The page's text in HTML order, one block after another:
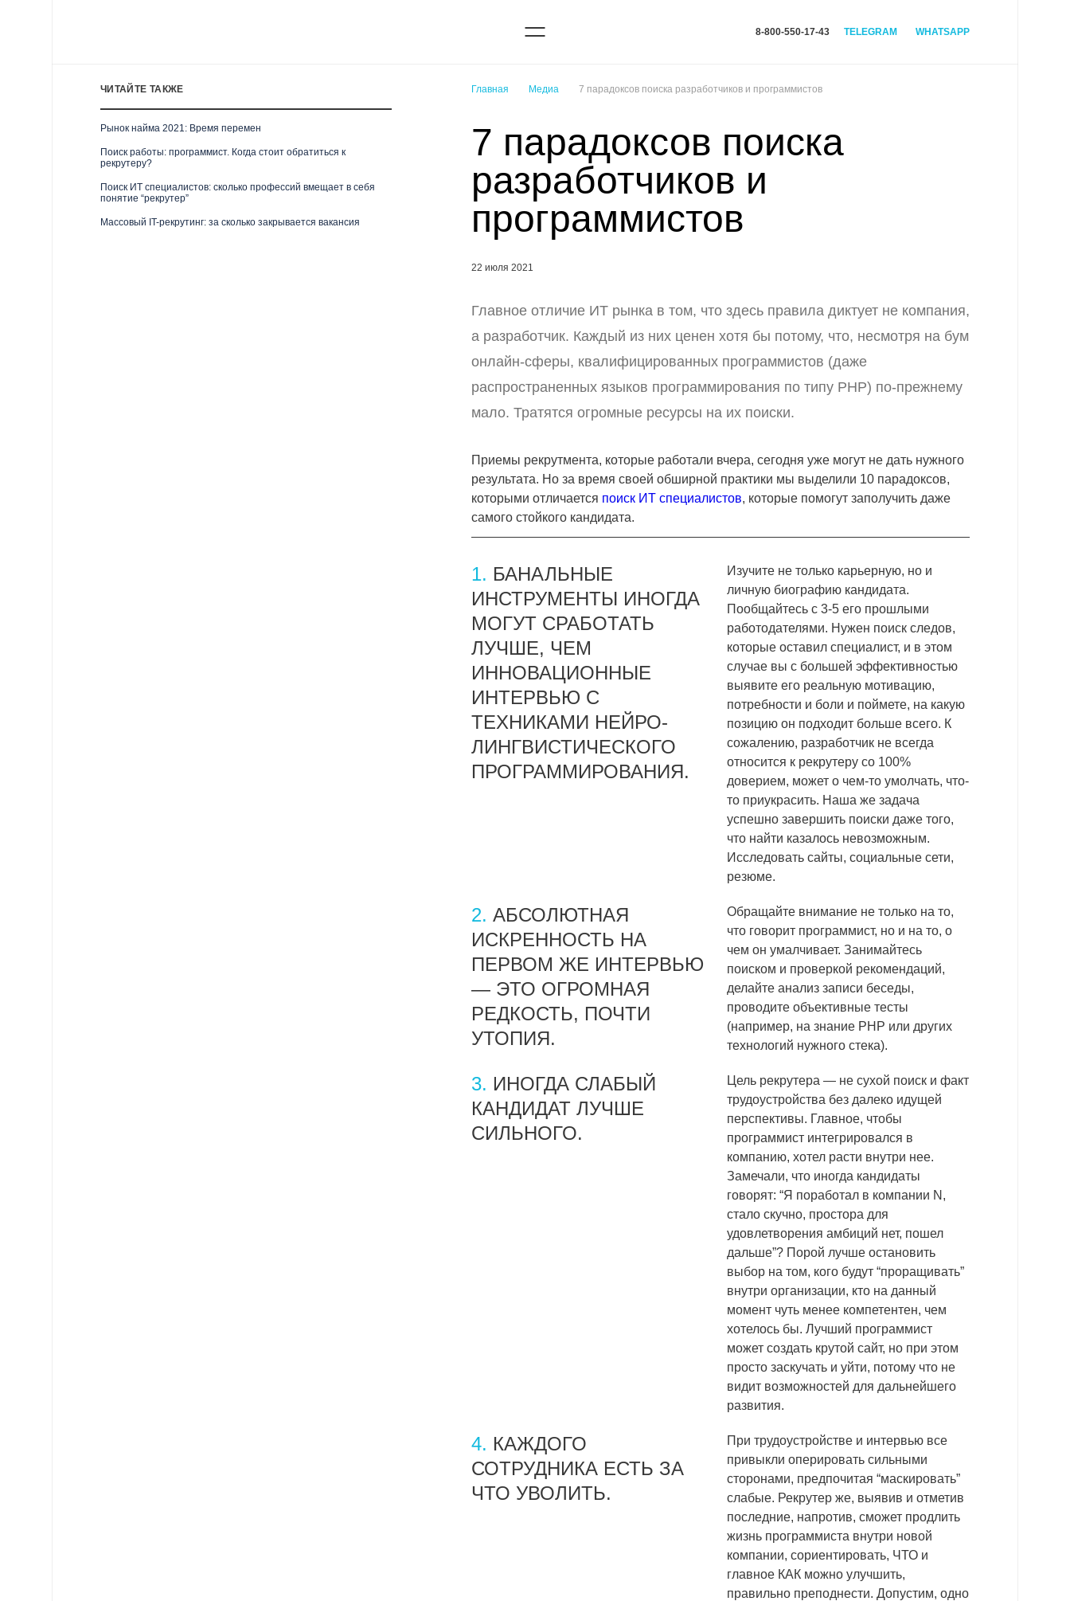
8-800-550-17-43 TELEGRAM WHATSAPP
ЧИТАЙТЕ ТАКЖЕ
Рынок найма 2021: Время перемен
Поиск работы: программист. Когда стоит обратиться к
рекрутеру?
Поиск ИТ специалистов: сколько профессий вмещает в себя
понятие “рекрутер”
Массовый IT-рекрутинг: за сколько закрывается вакансия
Главная Медиа 7 парадоксов поиска разработчиков и программистов
7 парадоксов поиска
разработчиков и
программистов
22 июля 2021
Главное отличие ИТ рынка в том, что здесь правила диктует не компания,
а разработчик. Каждый из них ценен хотя бы потому, что, несмотря на бум
онлайн-сферы, квалифицированных программистов (даже
распространенных языков программирования по типу PHP) по-прежнему
мало. Тратятся огромные ресурсы на их поиски.
Приемы рекрутмента, которые работали вчера, сегодня уже могут не дать нужного
результата. Но за время своей обширной практики мы выделили 10 парадоксов,
которыми отличается поиск ИТ специалистов, которые помогут заполучить даже
самого стойкого кандидата.
1. БАНАЛЬНЫЕ
ИНСТРУМЕНТЫ ИНОГДА
МОГУТ СРАБОТАТЬ
ЛУЧШЕ, ЧЕМ
ИННОВАЦИОННЫЕ
ИНТЕРВЬЮ С
ТЕХНИКАМИ НЕЙРО-
ЛИНГВИСТИЧЕСКОГО
ПРОГРАММИРОВАНИЯ.
Изучите не только карьерную, но и
личную биографию кандидата.
Пообщайтесь с 3-5 его прошлыми
работодателями. Нужен поиск следов,
которые оставил специалист, и в этом
случае вы с большей эффективностью
выявите его реальную мотивацию,
потребности и боли и поймете, на какую
позицию он подходит больше всего. К
сожалению, разработчик не всегда
относится к рекрутеру со 100%
доверием, может о чем-то умолчать, что-
то приукрасить. Наша же задача
успешно завершить поиски даже того,
что найти казалось невозможным.
Исследовать сайты, социальные сети,
резюме.
2. АБСОЛЮТНАЯ
ИСКРЕННОСТЬ НА
ПЕРВОМ ЖЕ ИНТЕРВЬЮ
— ЭТО ОГРОМНАЯ
РЕДКОСТЬ, ПОЧТИ
УТОПИЯ.
Обращайте внимание не только на то,
что говорит программист, но и на то, о
чем он умалчивает. Занимайтесь
поиском и проверкой рекомендаций,
делайте анализ записи беседы,
проводите объективные тесты
(например, на знание PHP или других
технологий нужного стека).
3. ИНОГДА СЛАБЫЙ
КАНДИДАТ ЛУЧШЕ
СИЛЬНОГО.
Цель рекрутера — не сухой поиск и факт
трудоустройства без далеко идущей
перспективы. Главное, чтобы
программист интегрировался в
компанию, хотел расти внутри нее.
Замечали, что иногда кандидаты
говорят: “Я поработал в компании N,
стало скучно, простора для
удовлетворения амбиций нет, пошел
дальше”? Порой лучше остановить
выбор на том, кого будут “проращивать”
внутри организации, кто на данный
момент чуть менее компетентен, чем
хотелось бы. Лучший программист
может создать крутой сайт, но при этом
просто заскучать и уйти, потому что не
видит возможностей для дальнейшего
развития.
4. КАЖДОГО
СОТРУДНИКА ЕСТЬ ЗА
ЧТО УВОЛИТЬ.
При трудоустройстве и интервью все
привыкли оперировать сильными
сторонами, предпочитая “маскировать”
слабые. Рекрутер же, выявив и отметив
последние, напротив, сможет продлить
жизнь программиста внутри новой
компании, сориентировать, ЧТО и
главное КАК можно улучшить,
правильно преподнести. Допустим, одно